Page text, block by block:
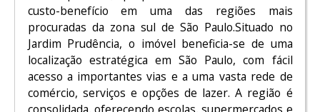
custo-benefício em uma das regiões mais
procuradas da zona sul de São Paulo.Situado no
Jardim Prudência, o imóvel beneficia-se de uma
localização estratégica em São Paulo, com fácil
acesso a importantes vias e a uma vasta rede de
comércio, serviços e opções de lazer. A região é